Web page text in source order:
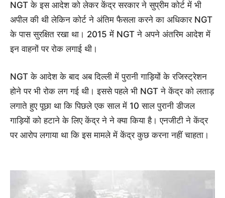
NGT के इस आदेश को लेकर केंद्र सरकार ने सुप्रीम कोर्ट में भी
अपील की थी लेकिन कोर्ट ने अंतिम फैसला करने का अधिकार NGT
के पास सुरक्षित रखा था। 2015 में NGT ने अपने अंतरिम आदेश में
इन वाहनों पर रोक लगाई थी।
NGT के आदेश के बाद अब दिल्ली में पुरानी गाड़ियों के रजिस्ट्रेशन
होने पर भी रोक लग गई थी। इससे पहले भी NGT ने केंद्र को लताड़
लगाते हुए पूछा था कि पिछले एक साल में 10 साल पुरानी डीजल
गाड़ियों को हटाने के लिए केंद्र ने ने क्या किया है। एनजीटी ने केंद्र
पर आरोप लगाया था कि इस मामले में केंद्र कुछ करना नहीं चाहता।